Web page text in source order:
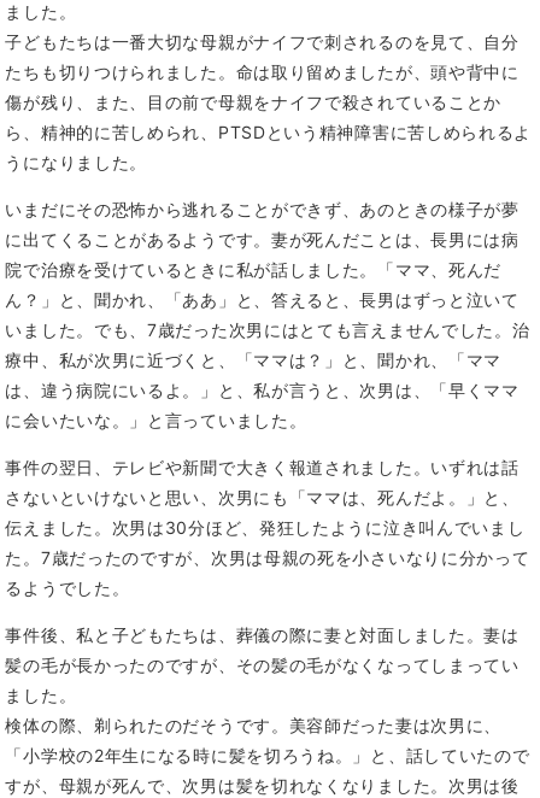
ました。
子どもたちは一番大切な母親がナイフで刺されるのを見て、自分
たちも切りつけられました。命は取り留めましたが、頭や背中に
傷が残り、また、目の前で母親をナイフで殺されていることか
ら、精神的に苦しめられ、PTSDという精神障害に苦しめられるよ
うになりました。
いまだにその恐怖から逃れることができず、あのときの様子が夢
に出てくることがあるようです。妻が死んだことは、長男には病
院で治療を受けているときに私が話しました。「ママ、死んだ
ん？」と、聞かれ、「ああ」と、答えると、長男はずっと泣いて
いました。でも、7歳だった次男にはとても言えませんでした。治
療中、私が次男に近づくと、「ママは？」と、聞かれ、「ママ
は、違う病院にいるよ。」と、私が言うと、次男は、「早くママ
に会いたいな。」と言っていました。
事件の翌日、テレビや新聞で大きく報道されました。いずれは話
さないといけないと思い、次男にも「ママは、死んだよ。」と、
伝えました。次男は30分ほど、発狂したように泣き叫んでいまし
た。7歳だったのですが、次男は母親の死を小さいなりに分かって
るようでした。
事件後、私と子どもたちは、葬儀の際に妻と対面しました。妻は
髪の毛が長かったのですが、その髪の毛がなくなってしまってい
ました。
検体の際、剃られたのだそうです。美容師だった妻は次男に、
「小学校の2年生になる時に髪を切ろうね。」と、話していたので
すが、母親が死んで、次男は髪を切れなくなりました。次男は後